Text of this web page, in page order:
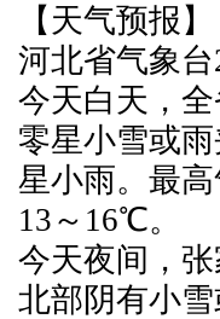
【天气预报】
河北省气象
今天白天，
零星小雪或
星小雨。最
13～16℃。
今天夜间，
北部阴有小